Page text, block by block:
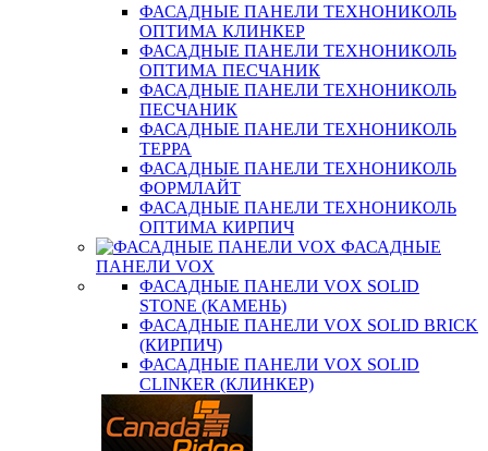
ФАСАДНЫЕ ПАНЕЛИ ТЕХНОНИКОЛЬ
ОПТИМА КЛИНКЕР
ФАСАДНЫЕ ПАНЕЛИ ТЕХНОНИКОЛЬ
ОПТИМА ПЕСЧАНИК
ФАСАДНЫЕ ПАНЕЛИ ТЕХНОНИКОЛЬ
ПЕСЧАНИК
ФАСАДНЫЕ ПАНЕЛИ ТЕХНОНИКОЛЬ
ТЕРРА
ФАСАДНЫЕ ПАНЕЛИ ТЕХНОНИКОЛЬ
ФОРМЛАЙТ
ФАСАДНЫЕ ПАНЕЛИ ТЕХНОНИКОЛЬ
ОПТИМА КИРПИЧ
ФАСАДНЫЕ
ПАНЕЛИ VOX
ФАСАДНЫЕ ПАНЕЛИ VOX SOLID
STONE (КАМЕНЬ)
ФАСАДНЫЕ ПАНЕЛИ VOX SOLID BRICK
(КИРПИЧ)
ФАСАДНЫЕ ПАНЕЛИ VOX SOLID
CLINКER (КЛИНКЕР)